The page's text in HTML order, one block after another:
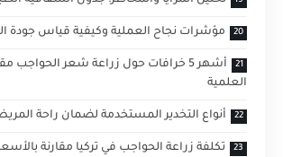
مؤشرات نجاح العملية وكيفية قياس جودة
أشهر 5 خرافات حول زراعة شعر الحواجب
العلمية
أنواع التخدير المستخدمة لضمان راحة
تكلفة زراعة الحواجب في تركيا مقارنة